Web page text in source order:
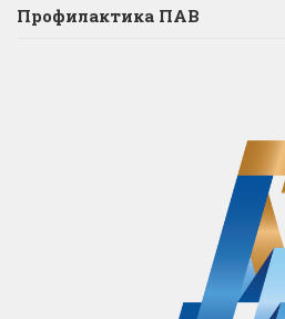
Профилактика ПАВ